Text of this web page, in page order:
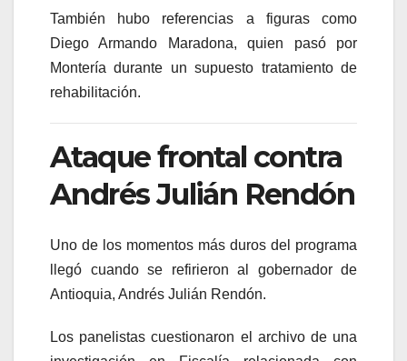
También hubo referencias a figuras como
Diego Armando Maradona, quien pasó por
Montería durante un supuesto tratamiento de
rehabilitación.
Ataque frontal contra
Andrés Julián Rendón
Uno de los momentos más duros del programa
llegó cuando se refirieron al gobernador de
Antioquia, Andrés Julián Rendón.
Los panelistas cuestionaron el archivo de una